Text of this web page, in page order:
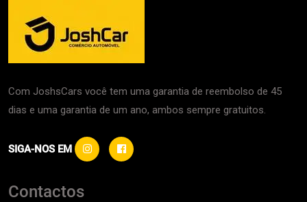
Com JoshsCars você tem uma garantia de reembolso de 45
dias e uma garantia de um ano, ambos sempre gratuitos.
SIGA-NOS EM
Contactos